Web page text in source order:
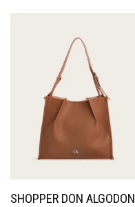
SHOPPER DON ALGODON